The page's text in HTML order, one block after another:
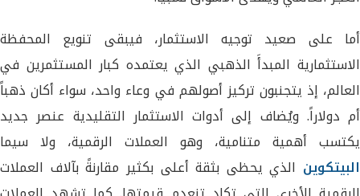
أما على صعيد توجيه الاستثمار، فيبقى تنويع المحفظة
الاستثمارية المبدأَ الذهبي الذي يعتمده كبار المستثمرين في
العالم، إذ يتجنبون تركيز أصولهم في وعاء واحد، سواء أكان ذهباً
أم دولاراً. ويُضاف إلى أدوات الاستثمار التقليدية عنصر جديد
يكتسب أهمية متنامية، وهو العملات الرقمية، ولا سيما
البيتكوين الذي يحظى بثقة أعلى بكثير مقارنةً بآلاف العملات